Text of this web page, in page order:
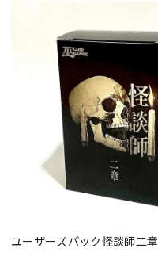
ユーザーズパック怪談師二章